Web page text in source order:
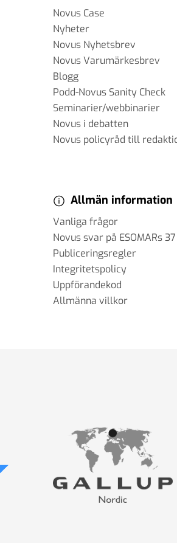
Novus Case
Nyheter
Novus Nyhetsbrev
Novus Varumärkesbrev
Blogg
Podd-Novus Sanity Check
Seminarier/webbinarier
Novus i debatten
Novus policyråd till
Allmän information
Vanliga frågor
Novus svar på ESOMARs
Publiceringsregler
Integritetspolicy
Uppförandekod
Allmänna villkor